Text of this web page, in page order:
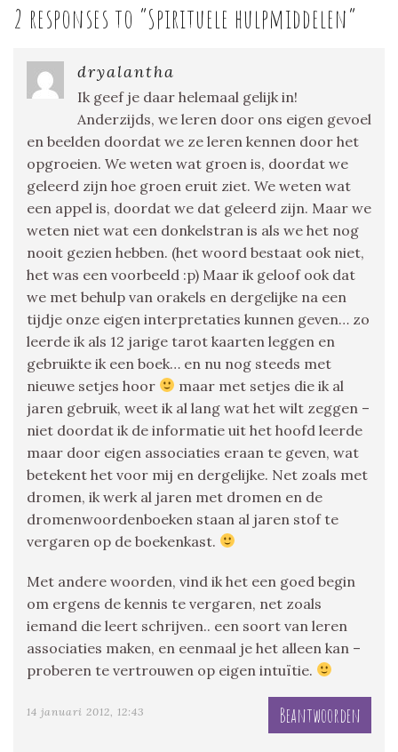
2 responses to “Spirituele hulpmiddelen”
dryalantha
Ik geef je daar helemaal gelijk in!
Anderzijds, we leren door ons eigen gevoel
en beelden doordat we ze leren kennen door het
opgroeien. We weten wat groen is, doordat we
geleerd zijn hoe groen eruit ziet. We weten wat
een appel is, doordat we dat geleerd zijn. Maar we
weten niet wat een donkelstran is als we het nog
nooit gezien hebben. (het woord bestaat ook niet,
het was een voorbeeld :p) Maar ik geloof ook dat
we met behulp van orakels en dergelijke na een
tijdje onze eigen interpretaties kunnen geven… zo
leerde ik als 12 jarige tarot kaarten leggen en
gebruikte ik een boek… en nu nog steeds met
nieuwe setjes hoor
maar met setjes die ik al
jaren gebruik, weet ik al lang wat het wilt zeggen –
niet doordat ik de informatie uit het hoofd leerde
maar door eigen associaties eraan te geven, wat
betekent het voor mij en dergelijke. Net zoals met
dromen, ik werk al jaren met dromen en de
dromenwoordenboeken staan al jaren stof te
vergaren op de boekenkast.
Met andere woorden, vind ik het een goed begin
om ergens de kennis te vergaren, net zoals
iemand die leert schrijven.. een soort van leren
associaties maken, en eenmaal je het alleen kan –
proberen te vertrouwen op eigen intuïtie.
14 januari 2012, 12:43 Beantwoorden